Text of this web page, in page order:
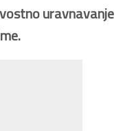
uravnavanje